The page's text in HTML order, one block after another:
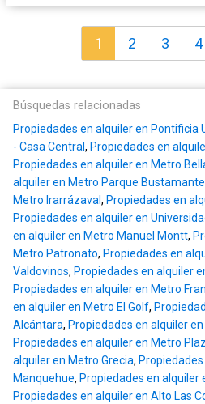
1 2 3 4
Búsquedas relacionadas
Propiedades en alquiler en Pontificia
- Casa Central, Propiedades en
Propiedades en alquiler en Metro
alquiler en Metro Parque Bustamante
Metro Irarrázaval, Propiedades en
Propiedades en alquiler en
en alquiler en Metro Manuel Montt,
Metro Patronato, Propiedades en
Valdovinos, Propiedades en alquiler
Propiedades en alquiler en Metro
en alquiler en Metro El Golf,
Alcántara, Propiedades en alquiler
Propiedades en alquiler en Metro
alquiler en Metro Grecia,
Manquehue, Propiedades en alquiler
Propiedades en alquiler en Alto Las